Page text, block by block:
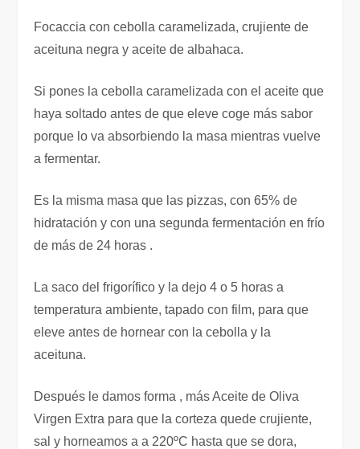
Focaccia con cebolla caramelizada, crujiente de
aceituna negra y aceite de albahaca.
Si pones la cebolla caramelizada con el aceite que
haya soltado antes de que eleve coge más sabor
porque lo va absorbiendo la masa mientras vuelve
a fermentar.
Es la misma masa que las pizzas, con 65% de
hidratación y con una segunda fermentación en frío
de más de 24 horas .
La saco del frigorífico y la dejo 4 o 5 horas a
temperatura ambiente, tapado con film, para que
eleve antes de hornear con la cebolla y la
aceituna.
Después le damos forma , más Aceite de Oliva
Virgen Extra para que la corteza quede crujiente,
sal y horneamos a a 220ºC hasta que se dora,